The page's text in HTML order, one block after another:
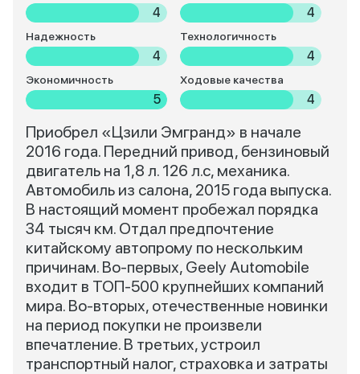
4 4
Надежность
4
Технологичность
4
Экономичность
5
Ходовые качества
4
Приобрел «Цзили Эмгранд» в начале
2016 года. Передний привод, бензиновый
двигатель на 1,8 л. 126 л.с, механика.
Автомобиль из салона, 2015 года выпуска.
В настоящий момент пробежал порядка
34 тысяч км. Отдал предпочтение
китайскому автопрому по нескольким
причинам. Во-первых, Geely Automobile
входит в ТОП-500 крупнейших компаний
мира. Во-вторых, отечественные новинки
на период покупки не произвели
впечатление. В третьих, устроил
транспортный налог, страховка и затраты